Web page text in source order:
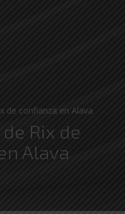
de confianza en Alava
Rix de
Alava